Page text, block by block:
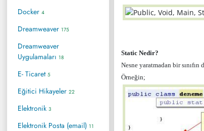
Docker 4
Dreamweaver 175
Dreamweaver
Uygulamaları 18
E- Ticaret 5
Eğitici Hikayeler 22
Elektronik 3
Elektronik Posta (email) 11
Static Nedir?
Nesne yaratmadan bir
Örneğin;